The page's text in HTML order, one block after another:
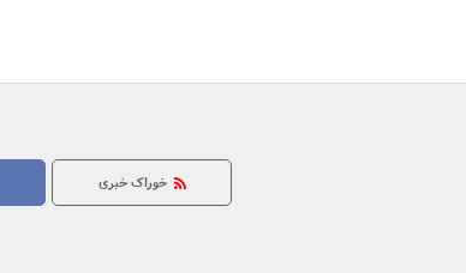
خوراک خبری